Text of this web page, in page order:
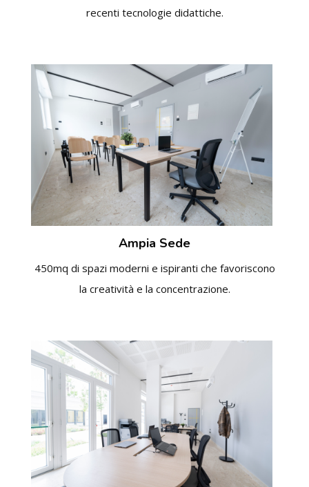
recenti tecnologie didattiche.
Ampia Sede
450mq di spazi moderni e ispiranti che favoriscono
la creatività e la concentrazione.